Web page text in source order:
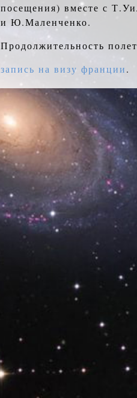
посещения) вместе с
и Ю.Маленченко.
Продолжительность
запись на визу франции.